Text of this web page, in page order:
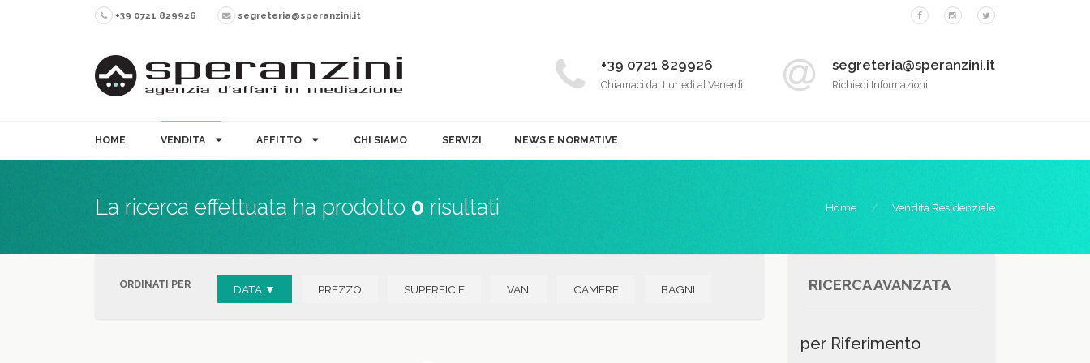
+39 0721 829926 segreteria@speranzini.it
segreteria@speranzini.it
Richiedi Informazioni
+39 0721 829926
Chiamaci dal Lunedì al Venerdì
HOME VENDITA AFFITTO CHI SIAMO SERVIZI NEWS E NORMATIVE
La ricerca effettuata ha prodotto 0 risultati Home Vendita Residenziale
ORDINATI PER DATA ▼ PREZZO SUPERFICIE VANI CAMERE BAGNI RICERCA AVANZATA
per Riferimento